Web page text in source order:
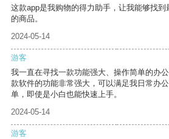
这款app是我购物的得力助手，让我能够找
的商品。
2024-05-14
游客
我一直在寻找一款功能强大、操作简单的办
款软件的功能非常强大，可以满足我日常办
单，即使是小白也能快速上手。
2024-05-14
游客